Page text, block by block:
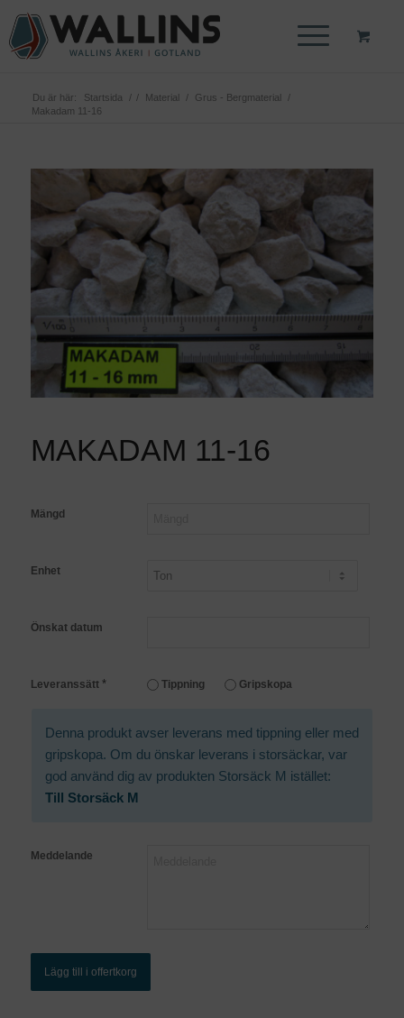
Du är här: Startsida / / Material / Grus - Bergmaterial
/
Makadam 11-16
MAKADAM 11-16
Mängd
Enhet
Önskat datum
Leveranssätt * Tippning Gripskopa
Denna produkt avser leverans med tippning eller med
gripskopa. Om du önskar leverans i storsäckar, var
god använd dig av produkten Storsäck M istället:
Till Storsäck M
Meddelande
Lägg till i offertkorg